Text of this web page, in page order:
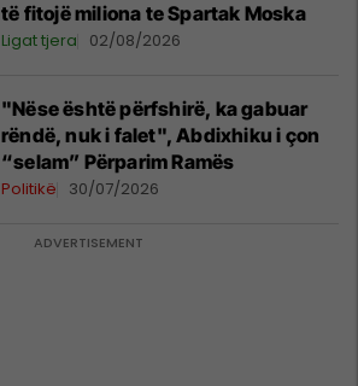
të fitojë miliona te Spartak Moska
Ligat tjera 02/08/2026
"Nëse është përfshirë, ka gabuar
rëndë, nuk i falet", Abdixhiku i çon
“selam” Përparim Ramës
Politikë 30/07/2026